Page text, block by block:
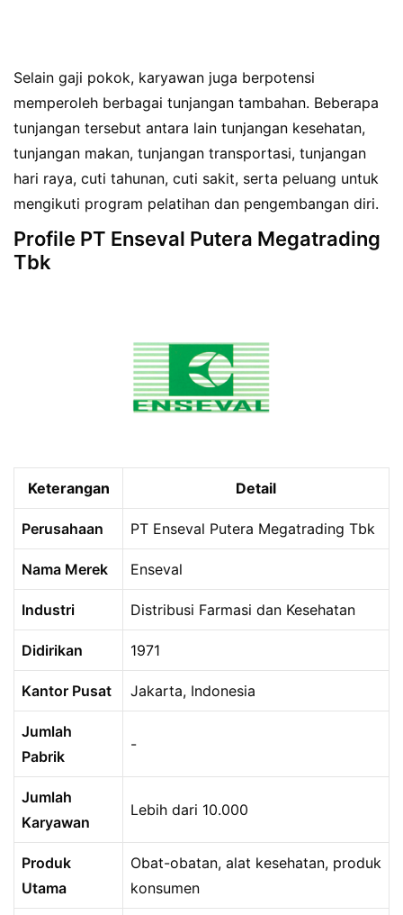
Selain gaji pokok, karyawan juga berpotensi
memperoleh berbagai tunjangan tambahan. Beberapa
tunjangan tersebut antara lain tunjangan kesehatan,
tunjangan makan, tunjangan transportasi, tunjangan
hari raya, cuti tahunan, cuti sakit, serta peluang untuk
mengikuti program pelatihan dan pengembangan diri.
Profile PT Enseval Putera Megatrading
Tbk
Keterangan Detail
Perusahaan PT Enseval Putera Megatrading Tbk
Nama Merek Enseval
Industri Distribusi Farmasi dan Kesehatan
Didirikan 1971
Kantor Pusat Jakarta, Indonesia
Jumlah
Pabrik
-
Jumlah
Karyawan
Lebih dari 10.000
Produk
Utama
Obat-obatan, alat kesehatan, produk
konsumen